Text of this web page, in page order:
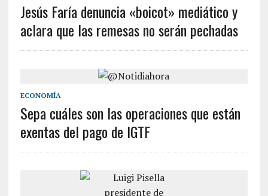
Jesús Faría denuncia «boicot» mediático y
aclara que las remesas no serán pechadas
ECONOMÍA
Sepa cuáles son las operaciones que están
exentas del pago de IGTF